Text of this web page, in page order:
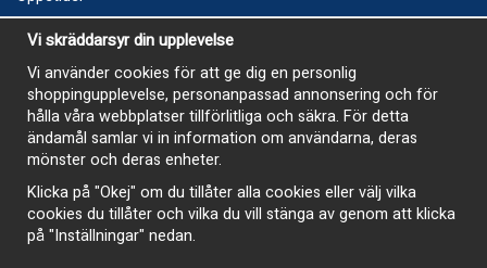
Vecka 32
Måndag kl 9-12, kl 13 - 15
Onsdag kl 9-12, kl 13 - 15
Tisdag, Tordag och Fredag stängt
E-Handelsbutiken är öppen och paket skickas hela
sommaren
Vi skräddarsyr din upplevelse
Vi använder cookies för att ge dig en personlig
shoppingupplevelse, personanpassad annonsering och för
hålla våra webbplatser tillförlitliga och säkra. För detta
ändamål samlar vi in information om användarna, deras
mönster och deras enheter.
Klicka på "Okej" om du tillåter alla cookies eller välj vilka
cookies du tillåter och vilka du vill stänga av genom att klicka
på "Inställningar" nedan.